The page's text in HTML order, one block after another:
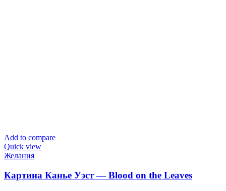
Add to compare
Quick view
Желания
Картина Канье Уэст — Blood on the Leaves